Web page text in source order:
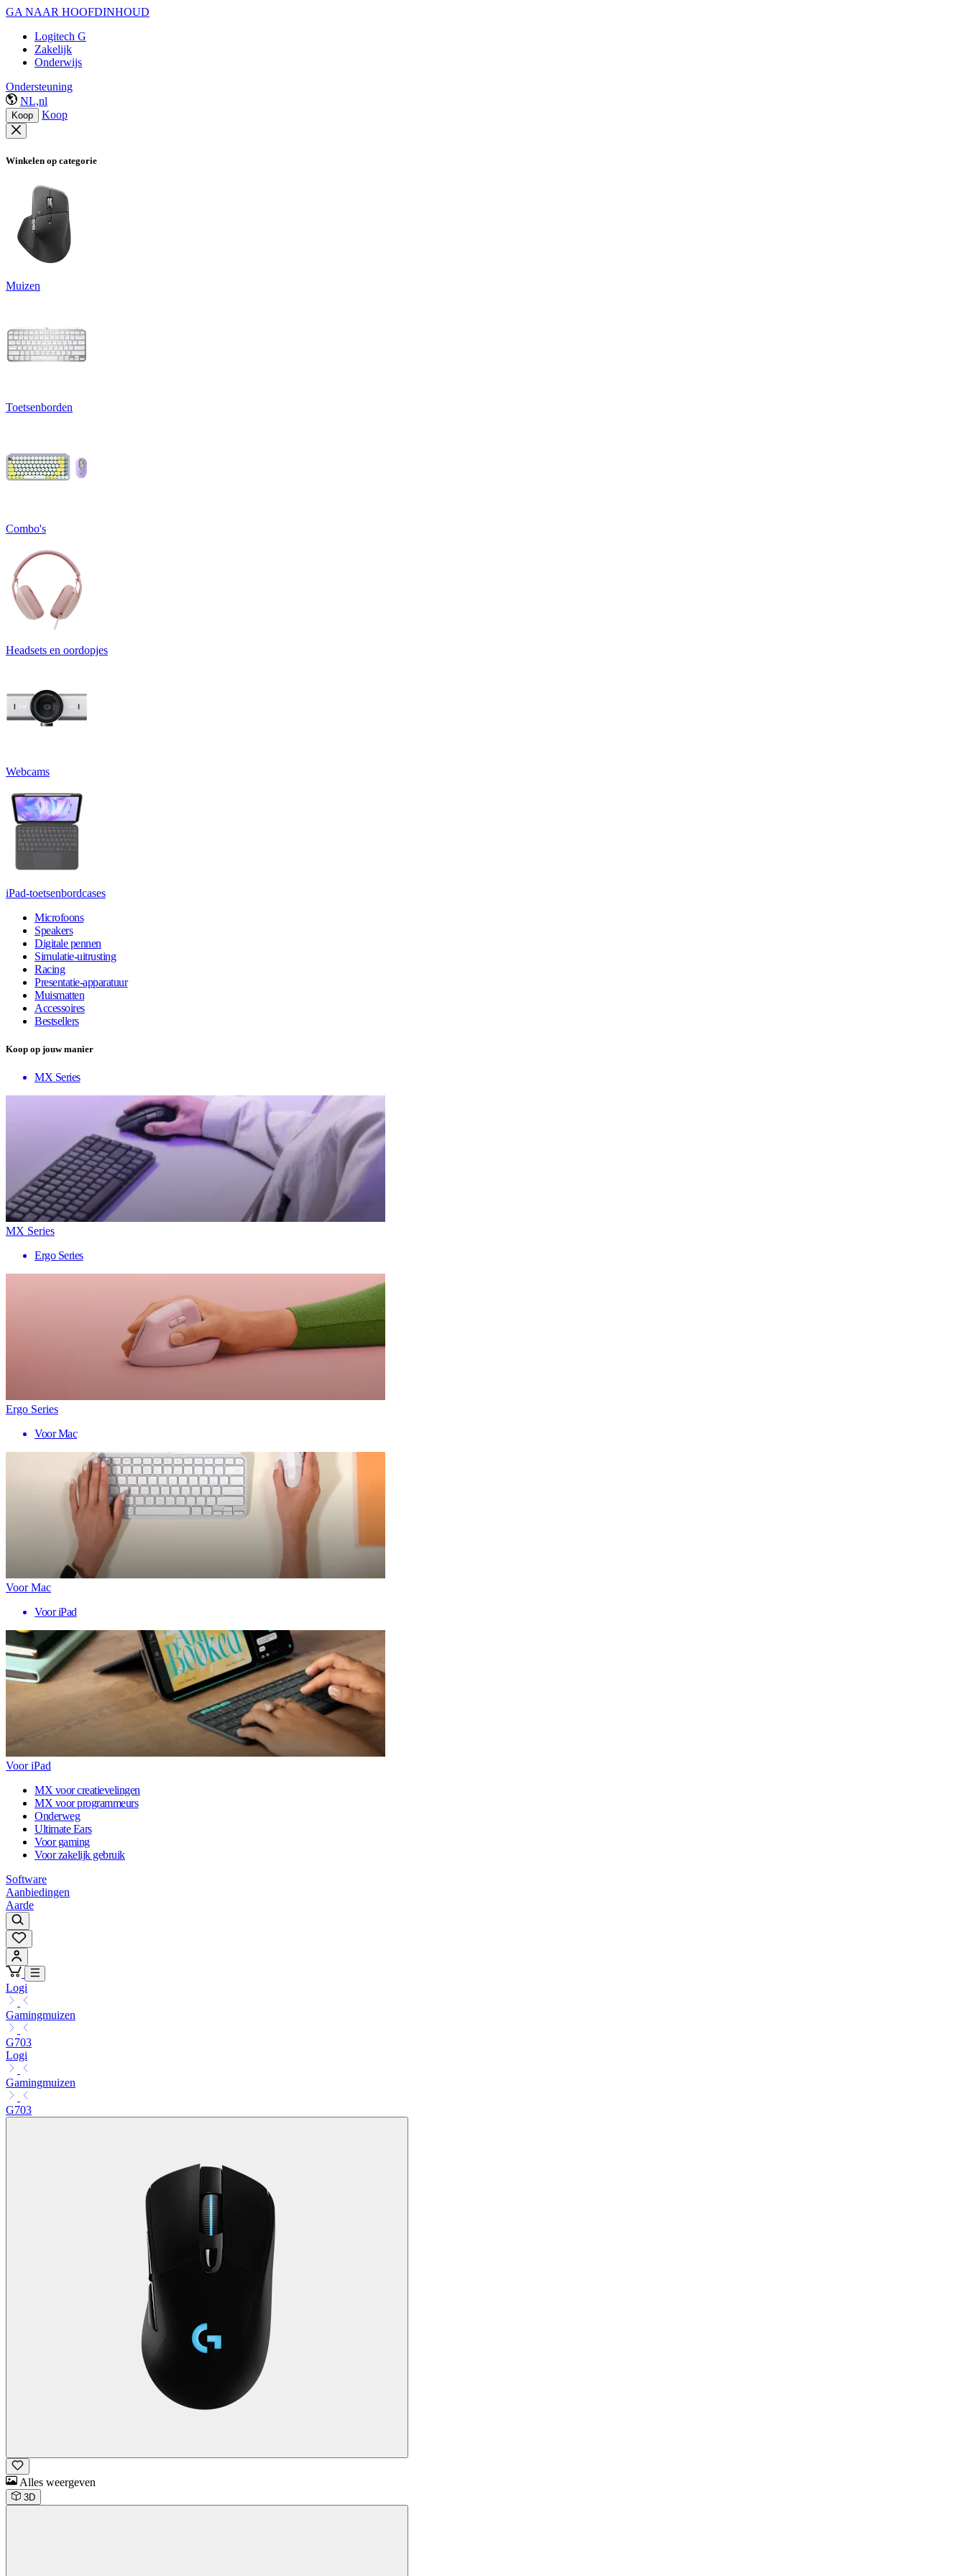
GA NAAR HOOFDINHOUD
Logitech G
Zakelijk
Onderwijs
Ondersteuning
NL,nl
Koop Koop
Winkelen op categorie
Muizen
Toetsenborden
Combo's
Headsets en oordopjes
Webcams
iPad-toetsenbordcases
Microfoons
Speakers
Digitale pennen
Simulatie-uitrusting
Racing
Presentatie-apparatuur
Muismatten
Accessoires
Bestsellers
Koop op jouw manier
MX Series
MX Series
Ergo Series
Ergo Series
Voor Mac
Voor Mac
Voor iPad
Voor iPad
MX voor creatievelingen
MX voor programmeurs
Onderweg
Ultimate Ears
Voor gaming
Voor zakelijk gebruik
Software
Aanbiedingen
Aarde
Logi
Gamingmuizen
G703
Logi
Gamingmuizen
G703
Alles weergeven
3D